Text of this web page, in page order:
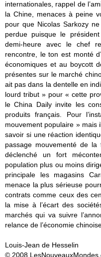
internationales, rappel de
la Chine, menaces à peine
pour que Nicolas Sarkozy
perdue puisque le
demi-heure avec le chef
rencontre, le ton est monté
économiques et au boycott
présentes sur le marché
ait pas dans la dentelle en
lourd tribut » pour « cette
le China Daily invite les
produits français. Pour
mouvement populaire » mais
savoir si une réaction
passage mouvementé de
déclenché un fort
population plus ou moins
principale les magasins
menace la plus sérieuse
contrats comme ceux des
la mise à l’écart des
marchés qui va suivre
relance de l’économie
Louis-Jean de Hesselin
© 2008